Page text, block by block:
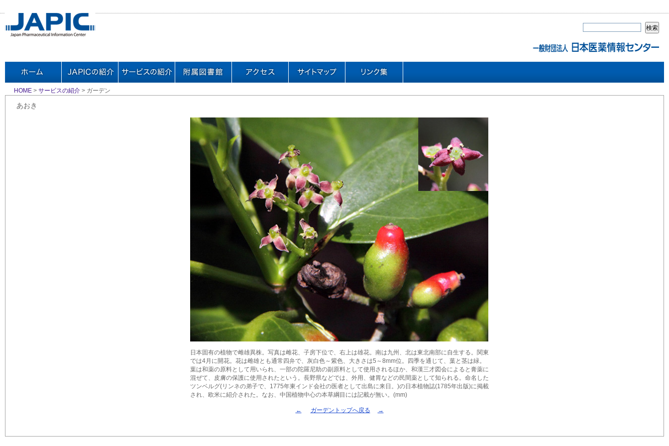
HOME > サービスの紹介 > ガーデン
あおき
日本固有の植物で雌雄異株。写真は雌花、子房下位で、右上は雄花。南は九州、北は東北南部に自生する。関東
では4月に開花。花は雌雄とも通常四弁で、灰白色～紫色、大きさは5～8mm位。四季を通じて、葉と茎は緑。
葉は和薬の原料として用いられ、一部の陀羅尼助の副原料として使用されるほか、和漢三才図会によると膏薬に
混ぜて、皮膚の保護に使用されたという。長野県などでは、外用、健胃などの民間薬として知られる。命名した
ツンベルグ(リンネの弟子で、1775年東インド会社の医者として出島に来日。)の日本植物誌(1785年出版)に掲載
され、欧米に紹介された。なお、中国植物中心の本草綱目には記載が無い。(mm)
← ガーデントップへ戻る →